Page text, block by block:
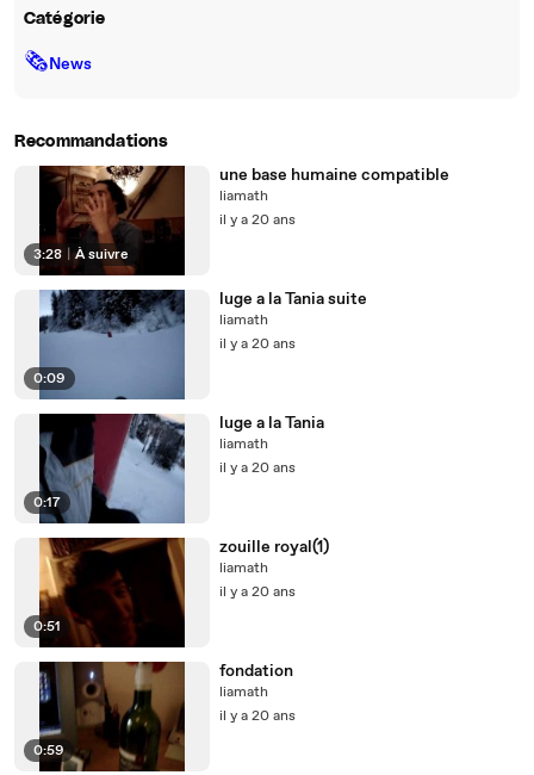
Catégorie
🗞News
Recommandations
3:28 À suivre
une base humaine compatible
liamath
il y a 20 ans
0:09
luge a la Tania suite
liamath
il y a 20 ans
0:17
luge a la Tania
liamath
il y a 20 ans
0:51
zouille royal(1)
liamath
il y a 20 ans
0:59
fondation
liamath
il y a 20 ans